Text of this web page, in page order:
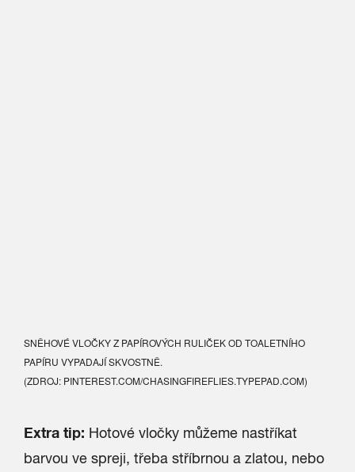
SNĚHOVÉ VLOČKY Z PAPÍROVÝCH RULIČEK OD TOALETNÍHO
PAPÍRU VYPADAJÍ SKVOSTNĚ.
(ZDROJ: PINTEREST.COM/CHASINGFIREFLIES.TYPEPAD.COM)
Extra tip: Hotové vločky můžeme nastříkat
barvou ve spreji, třeba stříbrnou a zlatou, nebo